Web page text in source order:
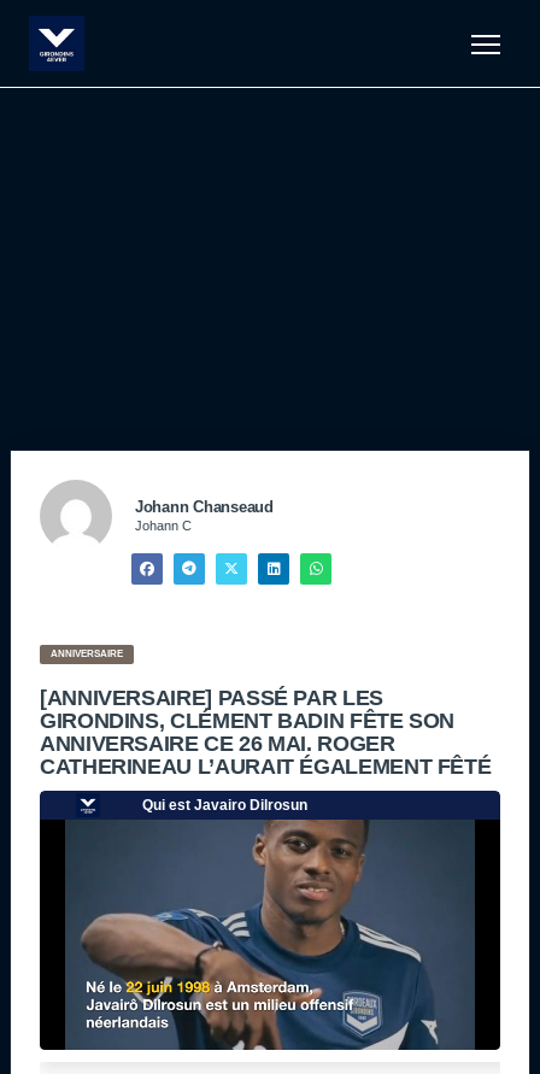
Johann Chanseaud
Johann C
ANNIVERSAIRE
[ANNIVERSAIRE] PASSÉ PAR LES
GIRONDINS, CLÉMENT BADIN FÊTE SON
ANNIVERSAIRE CE 26 MAI. ROGER
CATHERINEAU L’AURAIT ÉGALEMENT FÊTÉ